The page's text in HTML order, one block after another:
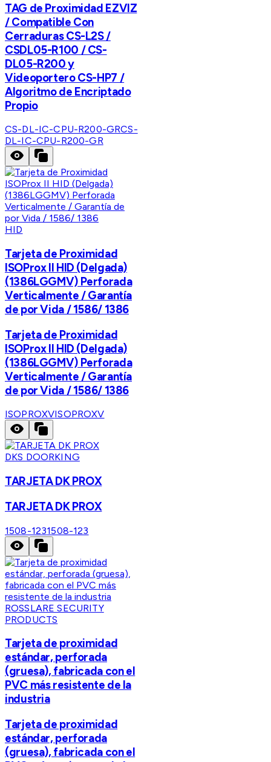
TAG de Proximidad EZVIZ
/ Compatible Con
Cerraduras CS-L2S /
CSDL05-R100 / CS-
DL05-R200 y
Videoportero CS-HP7 /
Algoritmo de Encriptado
Propio
CS-DL-IC-CPU-R200-GRCS-
DL-IC-CPU-R200-GR
HID
Tarjeta de Proximidad
ISOProx II HID (Delgada)
(1386LGGMV) Perforada
Verticalmente / Garantía
de por Vida / 1586/ 1386
Tarjeta de Proximidad
ISOProx II HID (Delgada)
(1386LGGMV) Perforada
Verticalmente / Garantía
de por Vida / 1586/ 1386
ISOPROXVISOPROXV
DKS DOORKING
TARJETA DK PROX
TARJETA DK PROX
1508-1231508-123
ROSSLARE SECURITY
PRODUCTS
Tarjeta de proximidad
estándar, perforada
(gruesa), fabricada con el
PVC más resistente de la
industria
Tarjeta de proximidad
estándar, perforada
(gruesa), fabricada con el